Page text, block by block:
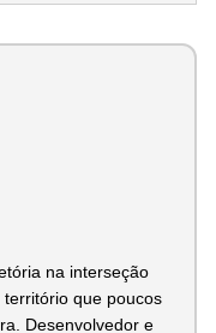
na interseção
que poucos
Desenvolvedor e